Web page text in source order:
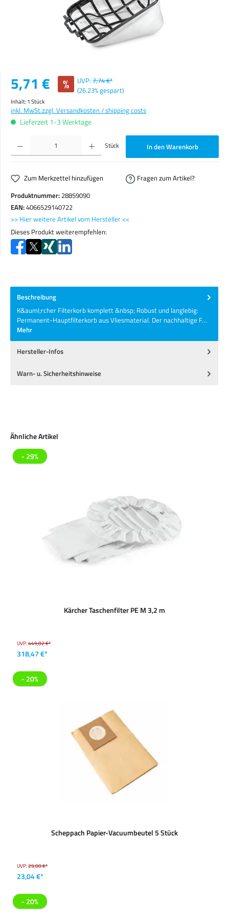
Verkaufspreis:
5,71 € % UVP: 7,74 €*
(26.23% gespart)
Inhalt:1 Stück
inkl. MwSt.zzgl. Versandkosten / shipping costs
Lieferzeit 1-3 Werktage
Produkt Anzahl: Gib den gewünschten Wert ein oder benutze die Schaltflächen um die Anzahl zu
Stück In den Warenkorb
Zum Merkzettel hinzufügen
Fragen zum Artikel?
Produktnummer:28859090
EAN:4066529140722
>> Hier weitere Artikel vom Hersteller <<
Dieses Produkt weiterempfehlen:
Beschreibung
K&auml;rcher Filterkorb komplett &nbsp; Robust und langlebig:
Permanent-Hauptfilterkorb aus Vliesmaterial. Der nachhaltige F…
Mehr
Hersteller-Infos
Warn- u. Sicherheitshinweise
Produktgalerie überspringen
Ähnliche Artikel
- 29%
Kärcher Taschenfilter PE M 3,2 m
UVP:449,82 €*
318,47 €*
- 20%
Scheppach Papier-Vacuumbeutel 5 Stück
UVP:29,00 €*
23,04 €*
- 20%